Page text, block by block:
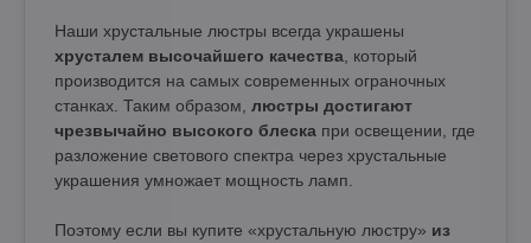
Наши хрустальные люстры всегда украшены
хрусталем высочайшего качества , который
производится на самых современных ограночных
станках. Таким образом, люстры достигают
чрезвычайно высокого блеска при освещении, где
разложение светового спектра через хрустальные
украшения умножает мощность ламп.
Поэтому если вы купите «хрустальную люстру» из